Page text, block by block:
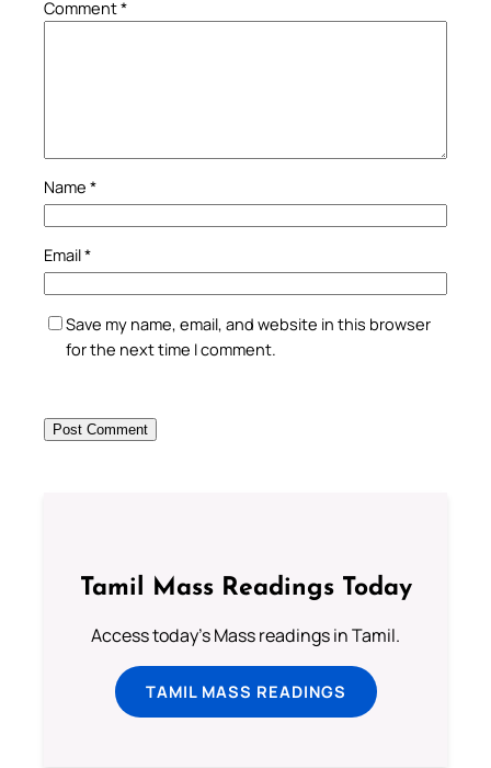
Comment*
Name *
Email*
Save my name, email, and website in this browser
for the next time I comment.
Tamil Mass Readings Today
Access today's Mass readings in Tamil.
TAMIL MASS READINGS